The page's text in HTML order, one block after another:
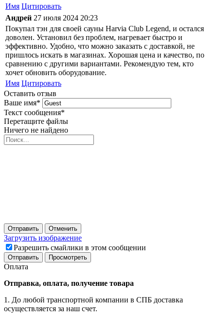
Имя Цитировать
Андрей 27 июля 2024 20:23
Покупал тэн для своей сауны Harvia Club Legend, и остался
доволен. Установил без проблем, нагревает быстро и
эффективно. Удобно, что можно заказать с доставкой, не
пришлось искать в магазинах. Хорошая цена и качество, по
сравнению с другими вариантами. Рекомендую тем, кто
хочет обновить оборудование.
Имя Цитировать
Оставить отзыв
Ваше имя*
Текст сообщения*
Перетащите файлы
Ничего не найдено
Отправить Отменить
Загрузить изображение
Разрешить смайлики в этом сообщении
Оплата
Отправка, оплата, получение товара
1. До любой транспортной компании в СПБ доставка
осуществляется за наш счет.